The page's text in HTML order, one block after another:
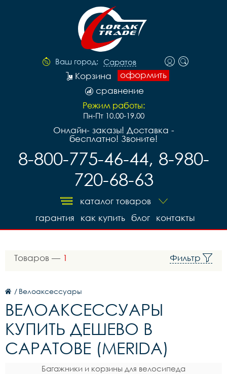
Ваш город: Саратов
оформить
Корзина
сравнение
Режим работы:
Пн-Пт 10.00-19.00
Онлайн- заказы! Доставка -
бесплатно! Звоните!
8-800-775-46-44, 8-980-
720-68-63
каталог товаров
контакты
блог
как купить
гарантия
Товаров — 1 Фильтр
/ Велоаксессуары
ВЕЛОАКСЕССУАРЫ
КУПИТЬ ДЕШЕВО В
САРАТОВЕ (MERIDA)
Багажники и корзины для велосипеда